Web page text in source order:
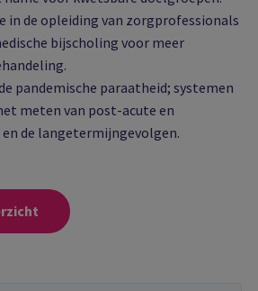
in de opleiding van zorgprofessionals
bijscholing voor meer
pandemische paraatheid; systemen
meten van post-acute en
de langetermijngevolgen.